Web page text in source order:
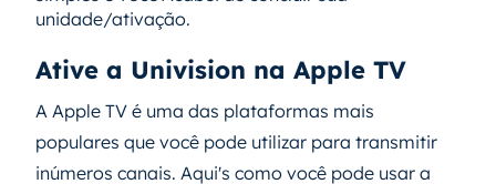
unidade/ativação.
Ative a Univision na Apple TV
A Apple TV é uma das plataformas mais
populares que você pode utilizar para transmitir
inúmeros canais. Aqui's como você pode usar a